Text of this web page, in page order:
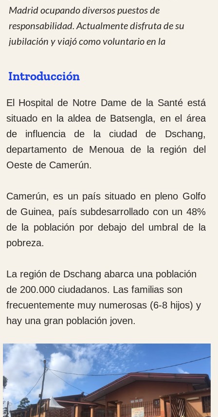
agricultura y la actividad comercial se
desarrolla en las orillas de las carreteras en
las que existe bastante desorden de tráfico y
muchos baches. El tráfico es
mayoritariamente de motocicletas que
generan un auténtico caos. Esto produce
innumerables y graves accidentes de tráfico
Camerún, es un país situado en pleno Golfo
de Guinea, país subdesarrollado con un 48%
La región de Dschang abarca una población
frecuentemente muy numerosas (6-8 hijos) y
hay una gran población joven.